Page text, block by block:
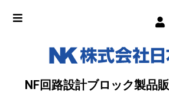
NF回路設計ブロック製品